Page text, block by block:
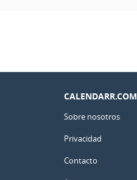
CALENDARR.COM
Sobre nosotros
Privacidad
Contacto